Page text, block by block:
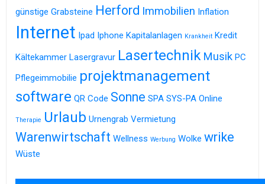
günstige Grabsteine Herford Immobilien Inflation
Internet Ipad Iphone Kapitalanlagen Krankheit Kredit
Kältekammer Lasergravur Lasertechnik Musik PC
Pflegeimmobilie projektmanagement
software QR Code Sonne SPA SYS-PA Online
Therapie Urlaub Urnengrab Vermietung
Warenwirtschaft Wellness Werbung Wolke wrike
Wüste